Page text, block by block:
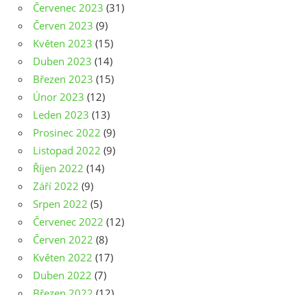
Červenec 2023 (31)
Červen 2023 (9)
Květen 2023 (15)
Duben 2023 (14)
Březen 2023 (15)
Únor 2023 (12)
Leden 2023 (13)
Prosinec 2022 (9)
Listopad 2022 (9)
Říjen 2022 (14)
Září 2022 (9)
Srpen 2022 (5)
Červenec 2022 (12)
Červen 2022 (8)
Květen 2022 (17)
Duben 2022 (7)